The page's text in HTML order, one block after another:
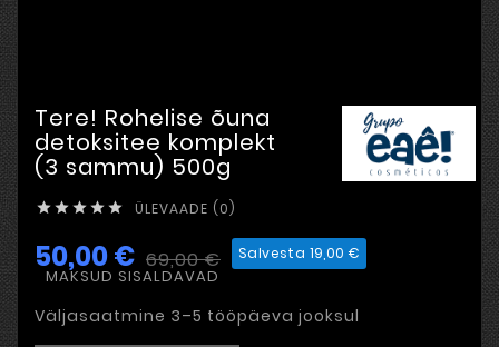
Tere! Rohelise õuna
detoksitee komplekt
(3 sammu) 500g
     ÜLEVAADE (0)
50,00 € 69,00 € Salvesta 19,00 €
MAKSUD SISALDAVAD
Väljasaatmine 3–5 tööpäeva jooksul